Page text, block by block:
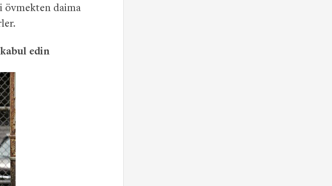
övmekten daima
edin